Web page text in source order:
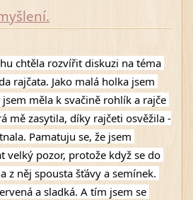
chtěla rozvířit diskuzi na téma
rajčata. Jako malá holka jsem
měla k svačině rohlík a rajče
mě zasytila, díky rajčeti osvěžila -
Pamatuju se, že jsem
velký pozor, protože když se do
z něj spousta šťávy a semínek.
a sladká. A tím jsem se